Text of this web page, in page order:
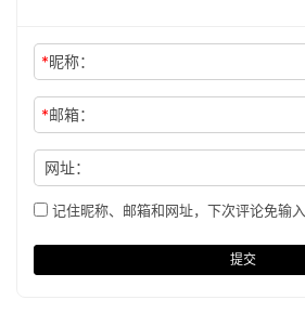
*昵称：
*邮箱：
网址：
记住昵称、邮箱和网址，下次评论免输入
提交